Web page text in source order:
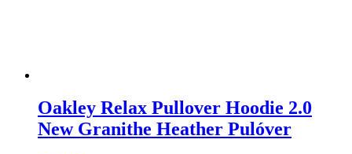
Oakley Relax Pullover Hoodie 2.0
New Granithe Heather Pulóver